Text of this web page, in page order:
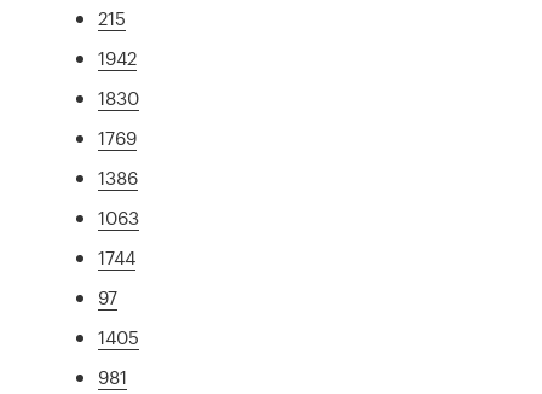
215
1942
1830
1769
1386
1063
1744
97
1405
981